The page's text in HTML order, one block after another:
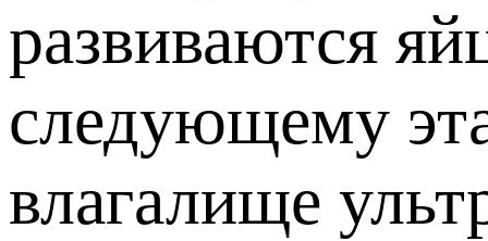
развиваются
следующему
влагалище